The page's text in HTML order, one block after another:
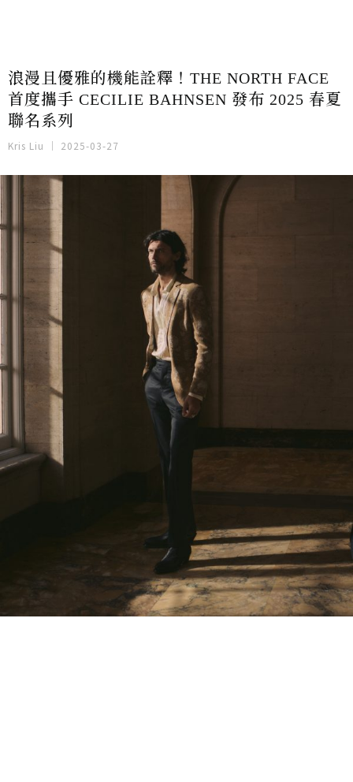
浪漫且優雅的機能詮釋！THE NORTH FACE
首度攜手 CECILIE BAHNSEN 發布 2025 春夏
聯名系列
Kris Liu 2025-03-27